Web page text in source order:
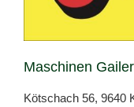
Maschinen
Kötschach 56, 9640